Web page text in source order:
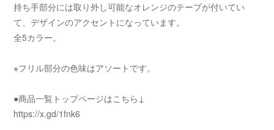
持ち手部分には取り外し可能なオレンジのテープが付いてい
て、デザインのアクセントになっています。
全5カラー。
※フリル部分の色味はアソートです。
●商品一覧トップページはこちら↓
https://x.gd/1fnk6